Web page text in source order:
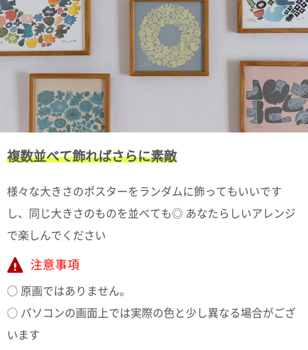
複数並べて飾ればさらに素敵
様々な大きさのポスターをランダムに飾ってもいいです
し、同じ大きさのものを並べても◎ あなたらしいアレンジ
で楽しんでください
注意事項
○ 原画ではありません。
○ パソコンの画面上では実際の色と少し異なる場合がござ
います